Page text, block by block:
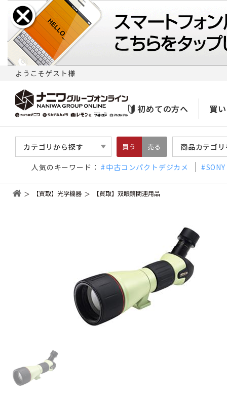
ようこそゲスト様
初めての方へ 買
カテゴリから探す 買う 売る 商品カテゴ
人気のキーワード： 中古コンパクトデジカメ
【買取】光学機器 【買取】双眼鏡関連用品